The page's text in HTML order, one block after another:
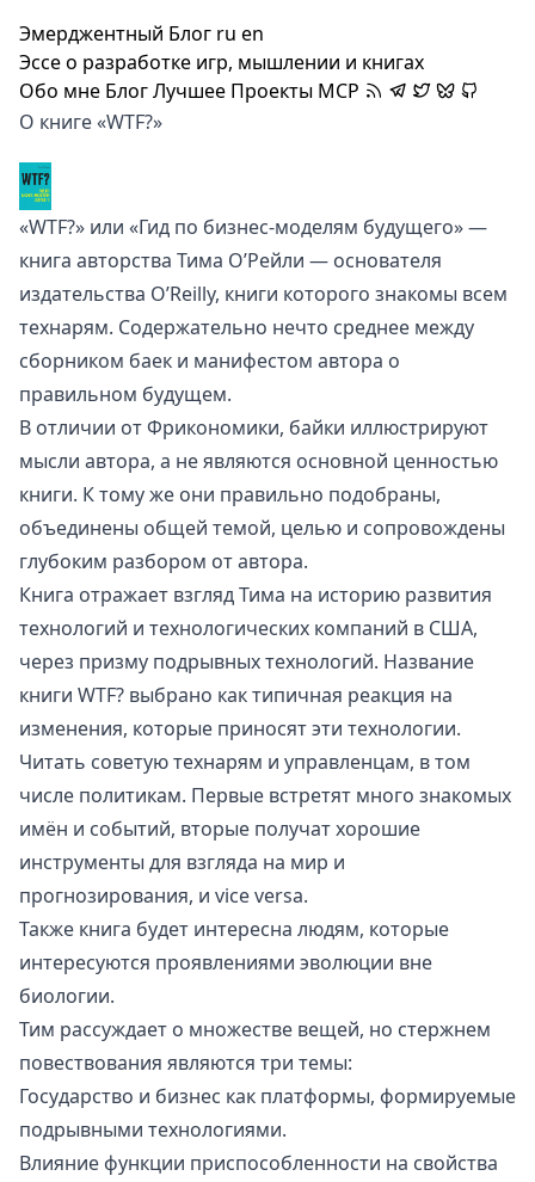
Эмерджентный Блог ru en
Эссе о разработке игр, мышлении и книгах
Обо мне БлогЛучшее Проекты MCP
О книге «WTF?»
«WTF?» или «Гид по бизнес-моделям будущего» —
книга авторства Тима О’Рейли — основателя
издательства O’Reilly, книги которого знакомы всем
технарям. Содержательно нечто среднее между
сборником баек и манифестом автора о
правильном будущем.
В отличии отФрикономики, байки иллюстрируют
мысли автора, а не являются основной ценностью
книги. К тому же они правильно подобраны,
объединены общей темой, целью и сопровождены
глубоким разбором от автора.
Книга отражает взгляд Тима на историю развития
технологий и технологических компаний в США,
через призму подрывных технологий. Название
книги WTF? выбрано как типичная реакция на
изменения, которые приносят эти технологии.
Читать советую технарям и управленцам, в том
числе политикам. Первые встретят много знакомых
имён и событий, вторые получат хорошие
инструменты для взгляда на мир и
прогнозирования, и vice versa.
Также книга будет интересна людям, которые
интересуются проявлениями эволюции вне
биологии.
Тим рассуждает о множестве вещей, но стержнем
повествования являются три темы:
Государство и бизнес как платформы, формируемые
подрывными технологиями.
Влияниефункции приспособленности на свойства